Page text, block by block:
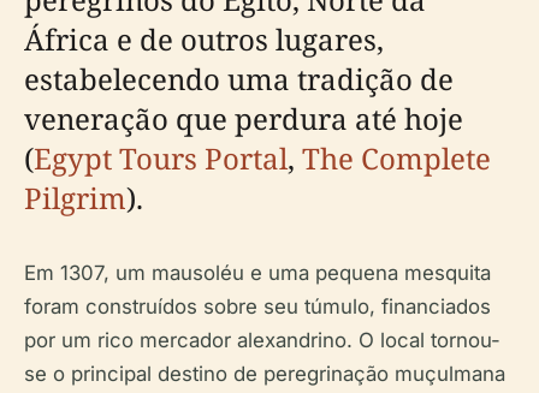
África e de outros lugares,
estabelecendo uma tradição de
veneração que perdura até hoje
(Egypt Tours Portal, The Complete
Pilgrim).
Em 1307, um mausoléu e uma pequena mesquita
foram construídos sobre seu túmulo, financiados
por um rico mercador alexandrino. O local tornou-
se o principal destino de peregrinação muçulmana